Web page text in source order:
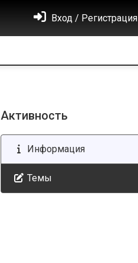
Вход / Регистрация
Активность
Информация
Темы